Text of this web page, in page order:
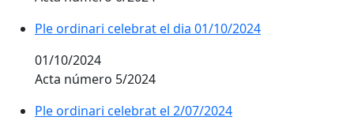
Ple ordinari celebrat el dia 01/10/2024
01/10/2024
Acta número 5/2024
Ple ordinari celebrat el 2/07/2024